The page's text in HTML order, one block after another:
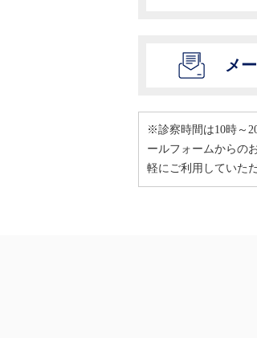
メ
※診察時間は10時～
ールフォームからの
軽にご利用していた